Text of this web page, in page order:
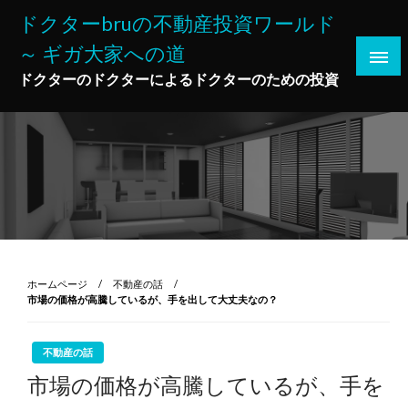
ドクターbruの不動産投資ワールド
～ ギガ大家への道
ドクターのドクターによるドクターのための投資
ホームページ
不動産の話
市場の価格が高騰しているが、手を出して大丈夫なの？
不動産の話
市場の価格が高騰しているが、手を